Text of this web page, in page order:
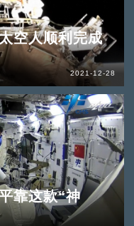
空人顺利完成
2021-12-28
靠这款“神